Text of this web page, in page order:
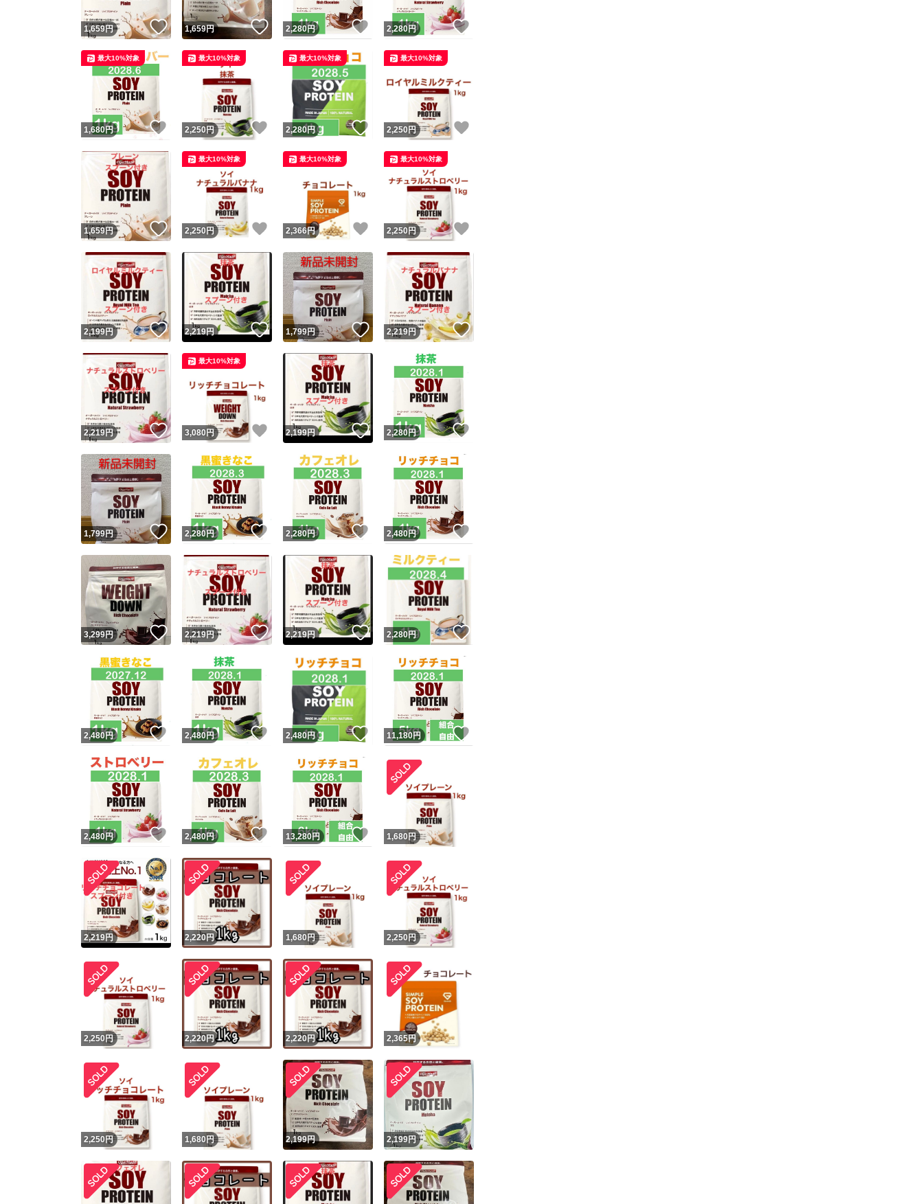
ユーザーの実績について
Yahoo!フリマが定めた一定の基準を満たしたユーザーにバッジを付与しています
安心取引出品者
安心取引出品者 Yahoo!フリマの基準をクリアした安心・安全なユーザーです
取引実績
取引実績◯+ このユーザーはYahoo!フリマの取引を完了させた実績があります
他フリマ実績◯+ このユーザーは他フリマサービスでの取引実績があります
スピード&安心発送
※このバッジは実績に基づく表示であり、発送を保証しているものではありません
スピード＆安心発送
このユーザーは高頻度で24時間以内＆設定した発送日数内に発送してい
ます
スピード発送 このユーザーは高頻度で24時間以内に発送しています
安心発送 このユーザーは設定した発送日数内に発送しています
この商品の情報をコピーします
商品画像の 無断転載は禁止されています
コピーは1商品につき1回 です
出品ページへ
1,659円 いいね！
1,659円 いいね！
2,280円 いいね！
2,280円
1,680円 いいね！
最大10%対象
2,250円 いいね！
最大10%対象
2,280円 いいね！
最大10%対象
2,250 円
最大10%対象
1,659円 いいね！
2,250 円 いいね！
最大10%対象
2,366円 いいね！
最大10%対象
2,250 円
最大10%対象
2,199円 いいね！
2,219円 いいね！
1,799円 いいね！
2,219円 いいね！
2,219円 いいね！
3,080 円 いいね！
最大10%対象
2,199円 いいね！
2,280円
1,799円 いいね！
2,280円 いいね！
2,280円 いいね！
2,480円
3,299円 いいね！
2,219円 いいね！
2,219円 いいね！
2,280円
2,480円 いいね！
2,480円 いいね！
2,480円 いいね！
11,180円
2,480円 いいね！
2,480円 いいね！
13,280円 いいね！
1,680 円
2,219円 2,220円 1,680 円 2,250 円
2,250 円 2,220円 2,220円 2,365円
2,250 円 1,680 円 2,199円 2,199円